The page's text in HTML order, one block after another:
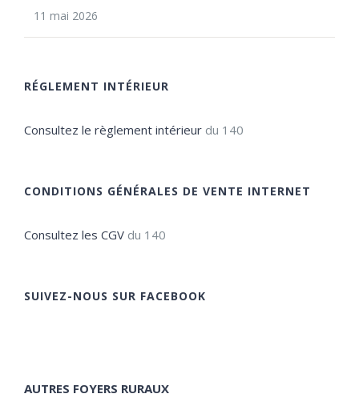
11 mai 2026
RÉGLEMENT INTÉRIEUR
Consultez le règlement intérieur du 140
CONDITIONS GÉNÉRALES DE VENTE INTERNET
Consultez les CGV du 140
SUIVEZ-NOUS SUR FACEBOOK
AUTRES FOYERS RURAUX